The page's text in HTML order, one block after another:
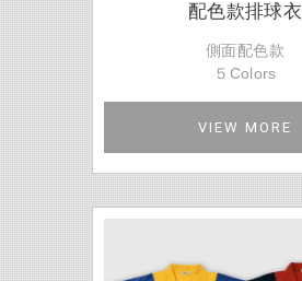
配色款排球衣
側面配色款
５Colors
VIEW MORE